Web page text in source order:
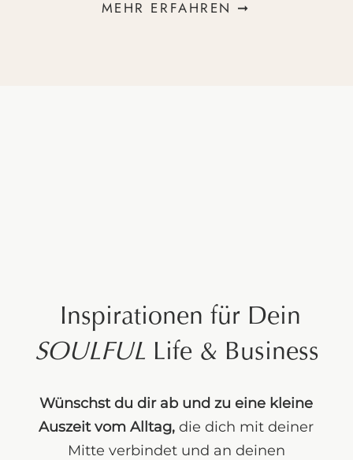
MEHR ERFAHREN ➞
Wünschst du dir ab und zu eine kleine
Auszeit vom Alltag,die dich mit deiner
Mitte verbindet und an deinen
Inspirationen für Dein
SOULFUL Life & Business